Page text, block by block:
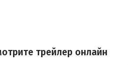
трейлер онлайн